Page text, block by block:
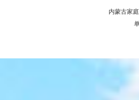
内蒙古家